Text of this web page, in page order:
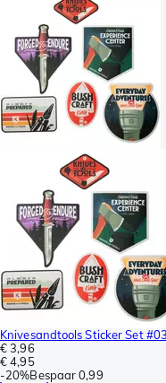
Knivesandtools Sticker Set
€ 3,96
€ 4,95
-20%Bespaar 0,99